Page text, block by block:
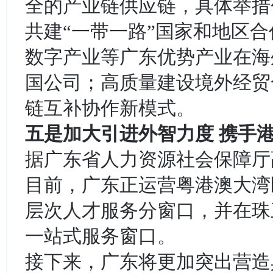
全的产业链供应链，具体举
共建“一带一路”国家和地区
数字产业等广东优势产业在
国公司；高质量建设境外经
链互补协作新模式。
五是加大引进外智力度 携手
据广东省人力资源社会保障
目前，广东正运营粤港澳大
层次人才服务分窗口，并在
一站式服务窗口。
接下来，广东将更加突出营